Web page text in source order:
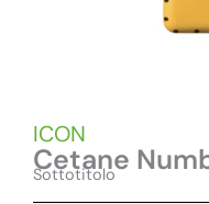
ICON
Cetane
Sottotitolo